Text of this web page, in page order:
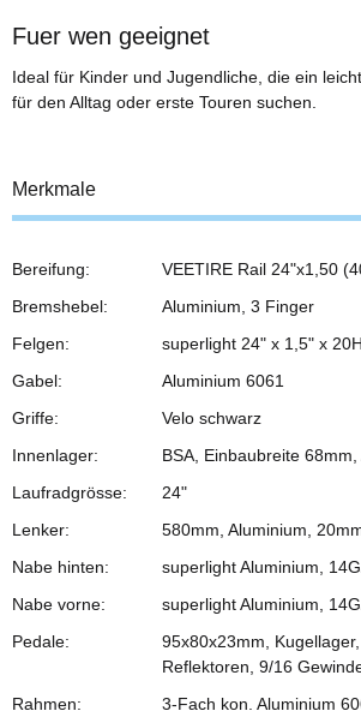
Fuer wen geeignet
Ideal für Kinder und Jugendliche, die ein
für den Alltag oder erste Touren suchen.
Merkmale
Bereifung:
VEETIRE Rail 24"x1,50
Bremshebel:
Aluminium, 3 Finger
Felgen:
superlight 24" x 1,5" x
Gabel:
Aluminium 6061
Griffe:
Velo schwarz
Innenlager:
BSA, Einbaubreite
Laufradgrösse:
24"
Lenker:
580mm, Aluminium,
Nabe hinten:
superlight Aluminium,
Nabe vorne:
superlight Aluminium,
Pedale:
95x80x23mm,
Reflektoren, 9/16
Rahmen:
3-Fach kon. Aluminium